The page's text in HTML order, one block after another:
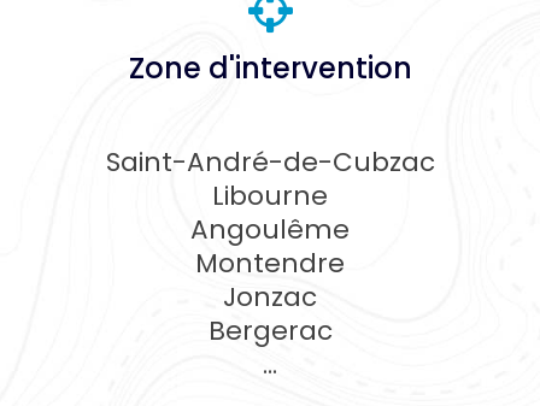
Zone d'intervention
Saint-André-de-Cubzac
Libourne
Angoulême
Montendre
Jonzac
Bergerac
...